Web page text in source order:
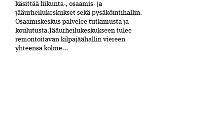
käsittää liikunta-, osaamis- ja
jääurheilukeskukset sekä pysäköintihallin.
Osaamiskeskus palvelee tutkimusta ja
koulutusta.Jääurheilukeskukseen tulee
remontoitavan kilpajäähallin viereen
yhteensä kolme...